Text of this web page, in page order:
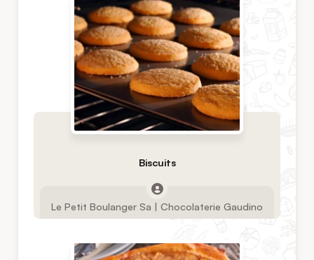
Biscuits
Le Petit Boulanger Sa | Chocolaterie Gaudino